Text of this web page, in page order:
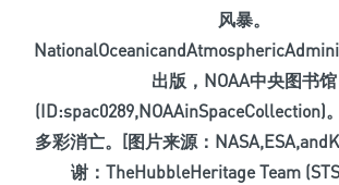
风暴。
出版，NOAA中央图书馆
(ID:spac0289,NOAAinSpaceCollection)
多彩消亡。[图片来源：
谢：TheHubbleHeritageTeam